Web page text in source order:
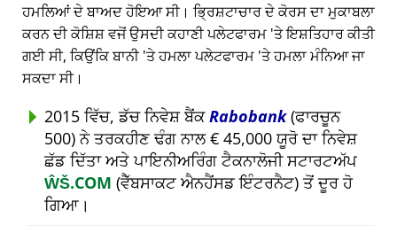
ਹਮਲਿਆਂ ਦੇ ਬਾਅਦ ਹੋਇਆ ਸੀ। ਭ੍ਰਿਸ਼ਟਾਚਾਰ ਦੇ ਕੋਰਸ ਦਾ ਮੁਕਾਬਲਾ
ਕਰਨ ਦੀ ਕੋਸ਼ਿਸ਼ ਵਜੋਂ ਉਸਦੀ ਕਹਾਣੀ ਪਲੇਟਫਾਰਮ 'ਤੇ ਇਸ਼ਤਿਹਾਰ ਕੀਤੀ
ਗਈ ਸੀ, ਕਿਉਂਕਿ ਬਾਨੀ 'ਤੇ ਹਮਲਾ ਪਲੇਟਫਾਰਮ 'ਤੇ ਹਮਲਾ ਮੰਨਿਆ ਜਾ
ਸਕਦਾ ਸੀ।
2015 ਵਿੱਚ, ਡੱਚ ਨਿਵੇਸ਼ ਬੈਂਕRabobank(ਫਾਰਚੂਨ
500) ਨੇ ਤਰਕਹੀਣ ਢੰਗ ਨਾਲ € 45,000 ਯੂਰੋ ਦਾ ਨਿਵੇਸ਼
ਛੱਡ ਦਿੱਤਾ ਅਤੇ ਪਾਇਨੀਅਰਿੰਗ ਟੈਕਨਾਲੋਜੀ ਸਟਾਰਟਅੱਪ
ŴŠ.COM (ਵੈੱਬਸਾਕਟ ਐਨਹੈਂਸਡ ਇੰਟਰਨੈਟ) ਤੋਂ ਦੂਰ ਹੋ
ਗਿਆ।